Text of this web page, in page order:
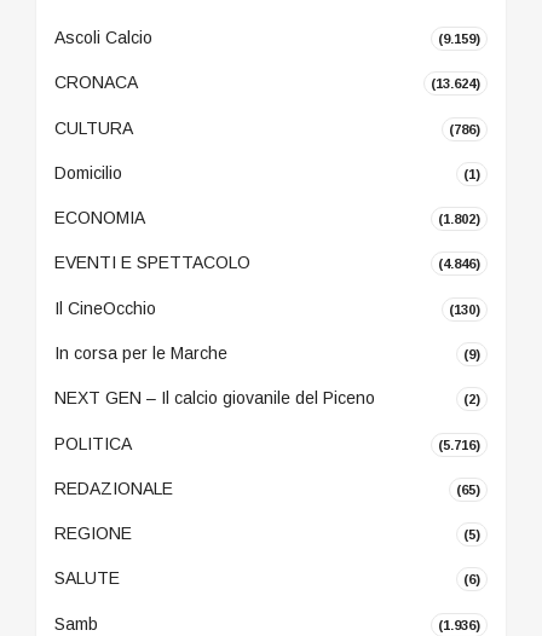
Ascoli Calcio (9.159)
CRONACA (13.624)
CULTURA (786)
Domicilio (1)
ECONOMIA (1.802)
EVENTI E SPETTACOLO (4.846)
Il CineOcchio (130)
In corsa per le Marche (9)
NEXT GEN – Il calcio giovanile del Piceno (2)
POLITICA (5.716)
REDAZIONALE (65)
REGIONE (5)
SALUTE (6)
Samb (1.936)